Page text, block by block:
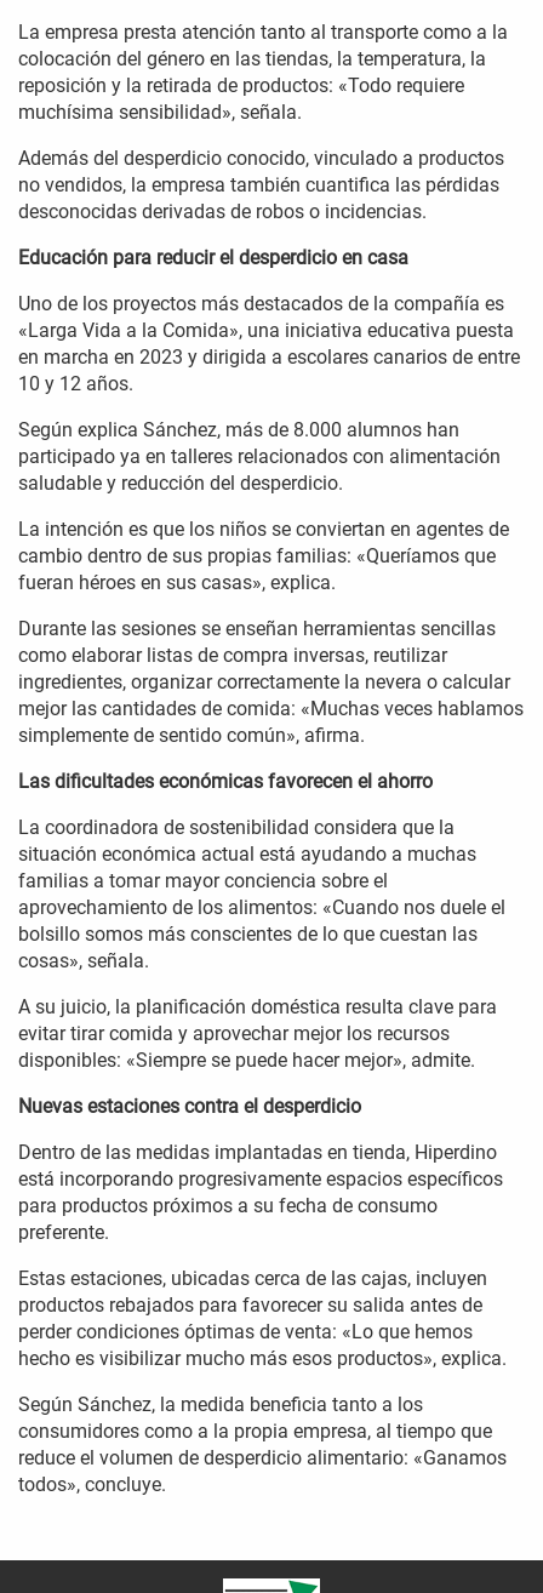
La empresa presta atención tanto al transporte como a la
colocación del género en las tiendas, la temperatura, la
reposición y la retirada de productos: «Todo requiere
muchísima sensibilidad», señala.
Además del desperdicio conocido, vinculado a productos
no vendidos, la empresa también cuantifica las pérdidas
desconocidas derivadas de robos o incidencias.
Educación para reducir el desperdicio en casa
Uno de los proyectos más destacados de la compañía es
«Larga Vida a la Comida», una iniciativa educativa puesta
en marcha en 2023 y dirigida a escolares canarios de entre
10 y 12 años.
Según explica Sánchez, más de 8.000 alumnos han
participado ya en talleres relacionados con alimentación
saludable y reducción del desperdicio.
La intención es que los niños se conviertan en agentes de
cambio dentro de sus propias familias: «Queríamos que
fueran héroes en sus casas», explica.
Durante las sesiones se enseñan herramientas sencillas
como elaborar listas de compra inversas, reutilizar
ingredientes, organizar correctamente la nevera o calcular
mejor las cantidades de comida: «Muchas veces hablamos
simplemente de sentido común», afirma.
Las dificultades económicas favorecen el ahorro
La coordinadora de sostenibilidad considera que la
situación económica actual está ayudando a muchas
familias a tomar mayor conciencia sobre el
aprovechamiento de los alimentos: «Cuando nos duele el
bolsillo somos más conscientes de lo que cuestan las
cosas», señala.
A su juicio, la planificación doméstica resulta clave para
evitar tirar comida y aprovechar mejor los recursos
disponibles: «Siempre se puede hacer mejor», admite.
Nuevas estaciones contra el desperdicio
Dentro de las medidas implantadas en tienda, Hiperdino
está incorporando progresivamente espacios específicos
para productos próximos a su fecha de consumo
preferente.
Estas estaciones, ubicadas cerca de las cajas, incluyen
productos rebajados para favorecer su salida antes de
perder condiciones óptimas de venta: «Lo que hemos
hecho es visibilizar mucho más esos productos», explica.
Según Sánchez, la medida beneficia tanto a los
consumidores como a la propia empresa, al tiempo que
reduce el volumen de desperdicio alimentario: «Ganamos
todos», concluye.